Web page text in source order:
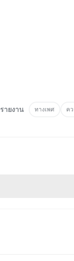
รายงาน ทางเพศ ค